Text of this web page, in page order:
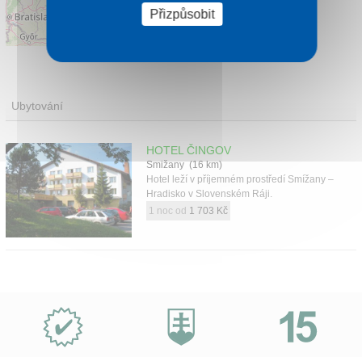
Ubytování
HOTEL ČINGOV
Smižany (16 km)
Hotel leží v příjemném prostředí Smížany –
Hradisko v Slovenském Ráji.
1 noc od 1 703 Kč
Slovensko.cz?
Přizpůsobit